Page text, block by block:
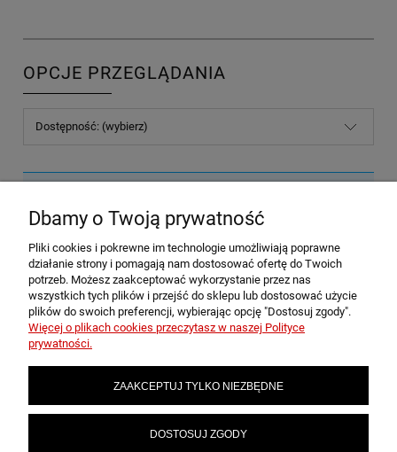
OPCJE PRZEGLĄDANIA
Dostępność: (wybierz)
POMOC
MOJE KONTO
INFORMACJE
Dbamy o Twoją prywatność
Pliki cookies i pokrewne im technologie umożliwiają poprawne
działanie strony i pomagają nam dostosować ofertę do Twoich
potrzeb. Możesz zaakceptować wykorzystanie przez nas
wszystkich tych plików i przejść do sklepu lub dostosować użycie
plików do swoich preferencji, wybierając opcję "Dostosuj zgody".
Więcej o plikach cookies przeczytasz w naszej Polityce
prywatności.
ZAAKCEPTUJ TYLKO NIEZBĘDNE
DOSTOSUJ ZGODY